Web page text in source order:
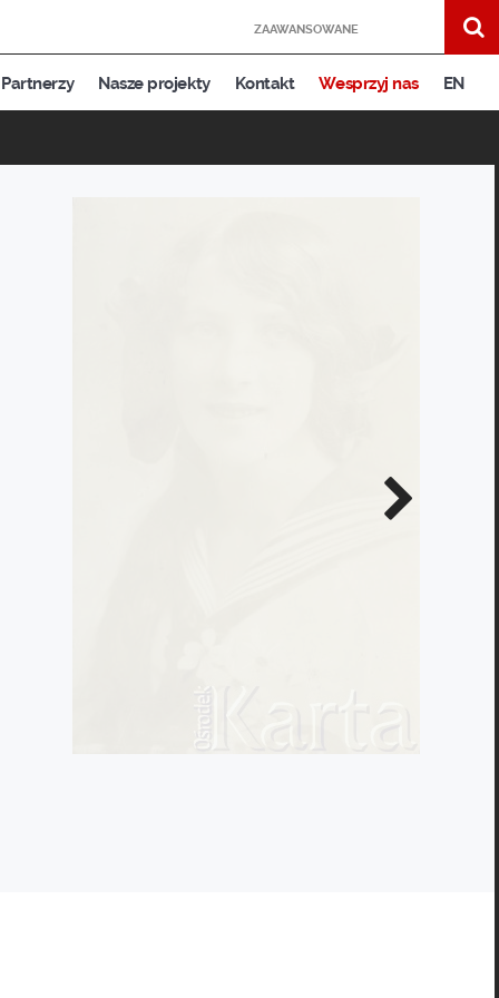
ZAAWANSOWANE
Partnerzy Nasze projekty Kontakt Wesprzyj nas EN
Następne
zdjęcie